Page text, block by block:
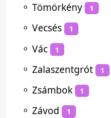
⚬ Tömörkény 1
⚬ Vecsés 1
⚬ Vác 1
⚬ Zalaszentgrót 1
⚬ Zsámbok 1
⚬ Závod 1